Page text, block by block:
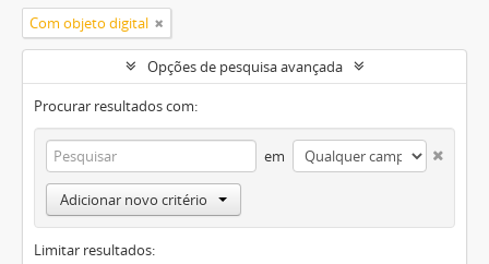
Com objeto digital
Opções de pesquisa avançada
Procurar resultados com:
em
Adicionar novo critério
Limitar resultados: